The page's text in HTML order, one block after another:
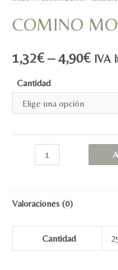
COMINO
1,32€–4,90€ IVA
Cantidad
COMINO
MOLIDO
cantidad
Valoraciones (0)
Cantidad